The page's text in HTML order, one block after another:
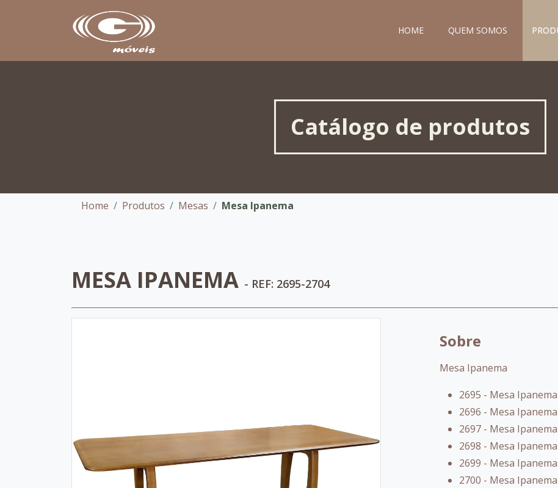
HOME QUEM SOMOS
Catálogo de produtos
Home Produtos Mesas Mesa Ipanema
MESA IPANEMA - REF: 2695-2704
Sobre
Mesa Ipanema
2695 - Mesa
2696 - Mesa
2697 - Mesa
2698 - Mesa
2699 - Mesa
2700 - Mesa